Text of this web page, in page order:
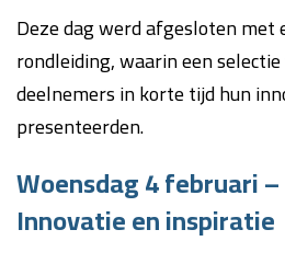
Deze dag werd afgesloten met
rondleiding, waarin een
deelnemers in korte tijd hun
presenteerden.
Woensdag 4 februari
Innovatie en inspiratie